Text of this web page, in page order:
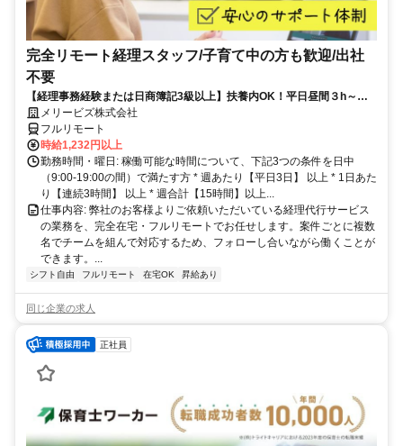
完全リモート経理スタッフ/子育て中の方も歓迎/出社
不要
【経理事務経験または日商簿記3級以上】扶養内OK！平日昼間３h～。
完全在宅で育児・介護中の方も大歓迎♪
メリービズ株式会社
フルリモート
時給1,232円以上
勤務時間・曜日: 稼働可能な時間について、下記3つの条件を日中
（9:00-19:00の間）で満たす方 * 週あたり【平日3日】 以上 * 1日あた
り【連続3時間】 以上 * 週合計【15時間】以上...
仕事内容: 弊社のお客様よりご依頼いただいている経理代行サービス
の業務を、完全在宅・フルリモートでお任せします。案件ごとに複数
名でチームを組んで対応するため、フォローし合いながら働くことが
できます。...
シフト自由 フルリモート 在宅OK 昇給あり
同じ企業の求人
正社員